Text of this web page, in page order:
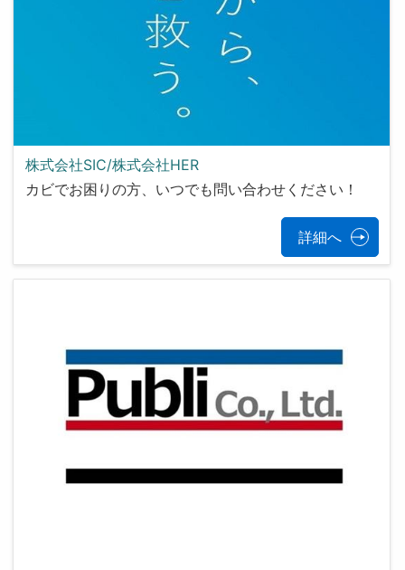
株式会社SIC/株式会社HER
カビでお困りの方、いつでも問い合わせください！
詳細へ